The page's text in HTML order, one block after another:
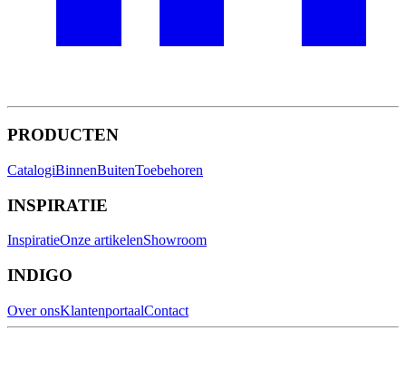
PRODUCTEN
CatalogiBinnenBuitenToebehoren
INSPIRATIE
InspiratieOnze artikelenShowroom
INDIGO
Over onsKlantenportaalContact